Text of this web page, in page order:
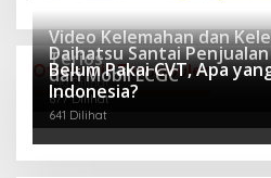
Otomotif Terpopuler
Video Kelemahan dan
Terios
940 Dilihat
Daihatsu Santai Penjualan
dari Mobil LCGC
677 Dilihat
Belum Pakai CVT, Apa
Indonesia?
641 Dilihat